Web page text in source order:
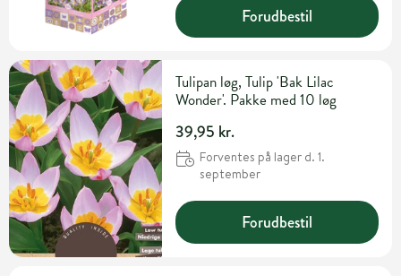
Forudbestil
Tulipan løg, Tulip 'Bak Lilac
Wonder'. Pakke med 10 løg
39,95 kr.
Forventes på lager d. 1.
september
Forudbestil